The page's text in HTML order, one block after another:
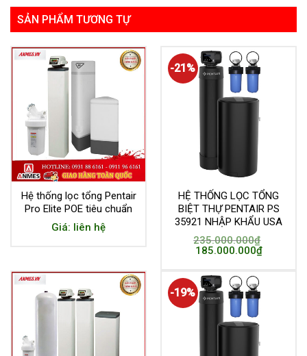
SẢN PHẨM TƯƠNG TỰ
Hệ thống lọc tổng Pentair
Pro Elite POE tiêu chuẩn
Giá: liên hệ
-21%
HỆ THỐNG LỌC TỔNG
BIỆT THỰ PENTAIR PS
35921 NHẬP KHẨU USA
235.000.000₫
185.000.000₫
-19%